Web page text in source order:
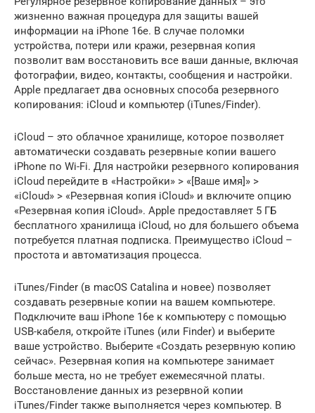
жизненно важная процедура для защиты вашей
информации на iPhone 16e. В случае поломки
устройства, потери или кражи, резервная копия
позволит вам восстановить все ваши данные, включая
фотографии, видео, контакты, сообщения и настройки.
Apple предлагает два основных способа резервного
копирования: iCloud и компьютер (iTunes/Finder).
iCloud – это облачное хранилище, которое позволяет
автоматически создавать резервные копии вашего
iPhone по Wi-Fi. Для настройки резервного копирования
iCloud перейдите в «Настройки» > «[Ваше имя]» >
«iCloud» > «Резервная копия iCloud» и включите опцию
«Резервная копия iCloud». Apple предоставляет 5 ГБ
бесплатного хранилища iCloud, но для большего объема
потребуется платная подписка. Преимущество iCloud –
простота и автоматизация процесса.
iTunes/Finder (в macOS Catalina и новее) позволяет
создавать резервные копии на вашем компьютере.
Подключите ваш iPhone 16e к компьютеру с помощью
USB-кабеля, откройте iTunes (или Finder) и выберите
ваше устройство. Выберите «Создать резервную копию
сейчас». Резервная копия на компьютере занимает
больше места, но не требует ежемесячной платы.
Восстановление данных из резервной копии
iTunes/Finder также выполняется через компьютер. В